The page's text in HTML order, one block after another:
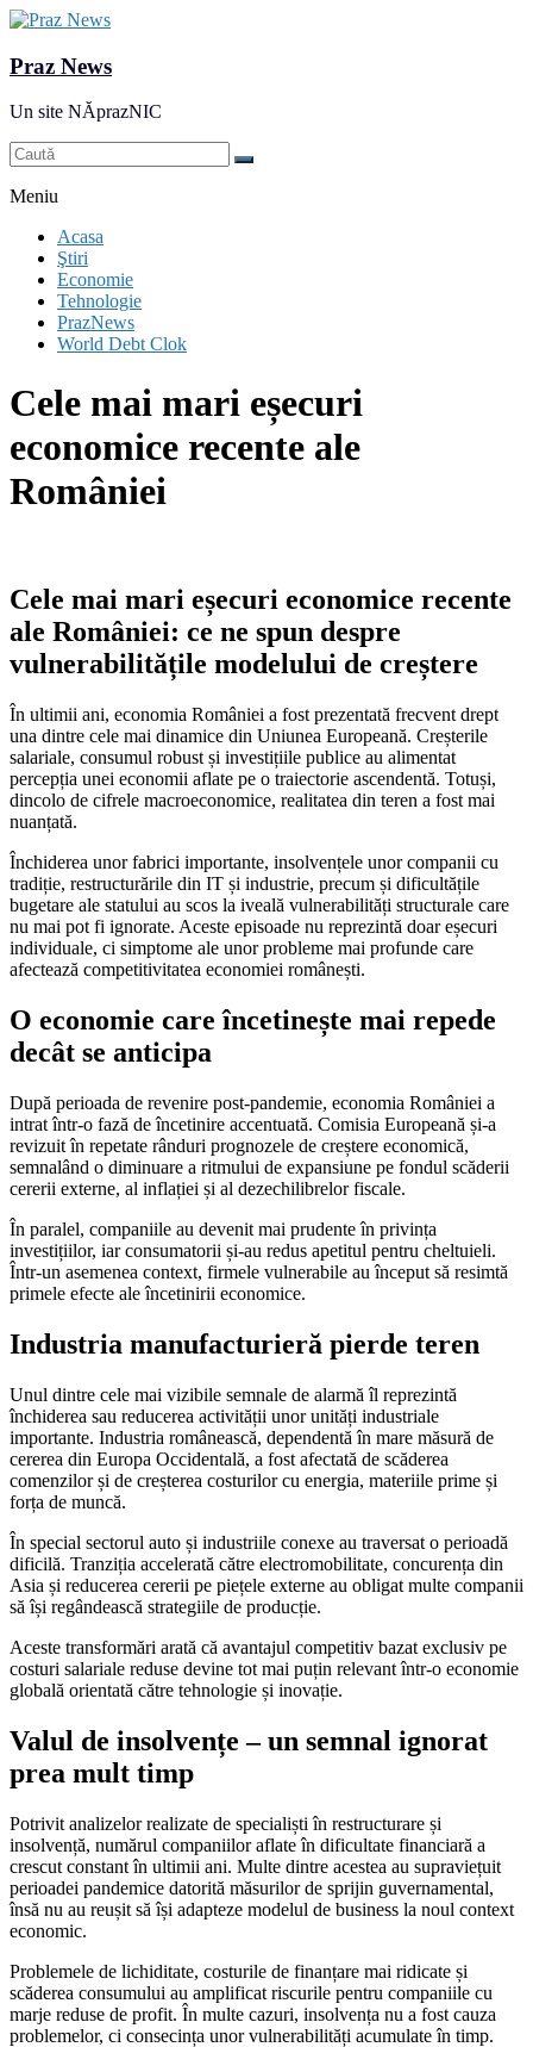
Praz News
Un site NĂprazNIC
Meniu
Acasa
Ştiri
Economie
Tehnologie
PrazNews
World Debt Clok
Cele mai mari eșecuri
economice recente ale
României
Cele mai mari eșecuri economice recente
ale României: ce ne spun despre
vulnerabilitățile modelului de creștere
În ultimii ani, economia României a fost prezentată frecvent drept
una dintre cele mai dinamice din Uniunea Europeană. Creșterile
salariale, consumul robust și investițiile publice au alimentat
percepția unei economii aflate pe o traiectorie ascendentă. Totuși,
dincolo de cifrele macroeconomice, realitatea din teren a fost mai
nuanțată.
Închiderea unor fabrici importante, insolvențele unor companii cu
tradiție, restructurările din IT și industrie, precum și dificultățile
bugetare ale statului au scos la iveală vulnerabilități structurale care
nu mai pot fi ignorate. Aceste episoade nu reprezintă doar eșecuri
individuale, ci simptome ale unor probleme mai profunde care
afectează competitivitatea economiei românești.
O economie care încetinește mai repede
decât se anticipa
După perioada de revenire post-pandemie, economia României a
intrat într-o fază de încetinire accentuată. Comisia Europeană și-a
revizuit în repetate rânduri prognozele de creștere economică,
semnalând o diminuare a ritmului de expansiune pe fondul scăderii
cererii externe, al inflației și al dezechilibrelor fiscale.
În paralel, companiile au devenit mai prudente în privința
investițiilor, iar consumatorii și-au redus apetitul pentru cheltuieli.
Într-un asemenea context, firmele vulnerabile au început să resimtă
primele efecte ale încetinirii economice.
Industria manufacturieră pierde teren
Unul dintre cele mai vizibile semnale de alarmă îl reprezintă
închiderea sau reducerea activității unor unități industriale
importante. Industria românească, dependentă în mare măsură de
cererea din Europa Occidentală, a fost afectată de scăderea
comenzilor și de creșterea costurilor cu energia, materiile prime și
forța de muncă.
În special sectorul auto și industriile conexe au traversat o perioadă
dificilă. Tranziția accelerată către electromobilitate, concurența din
Asia și reducerea cererii pe piețele externe au obligat multe companii
să își regândească strategiile de producție.
Aceste transformări arată că avantajul competitiv bazat exclusiv pe
costuri salariale reduse devine tot mai puțin relevant într-o economie
globală orientată către tehnologie și inovație.
Valul de insolvențe – un semnal ignorat
prea mult timp
Potrivit analizelor realizate de specialiști în restructurare și
insolvență, numărul companiilor aflate în dificultate financiară a
crescut constant în ultimii ani. Multe dintre acestea au supraviețuit
perioadei pandemice datorită măsurilor de sprijin guvernamental,
însă nu au reușit să își adapteze modelul de business la noul context
economic.
Problemele de lichiditate, costurile de finanțare mai ridicate și
scăderea consumului au amplificat riscurile pentru companiile cu
marje reduse de profit. În multe cazuri, insolvența nu a fost cauza
problemelor, ci consecința unor vulnerabilități acumulate în timp.